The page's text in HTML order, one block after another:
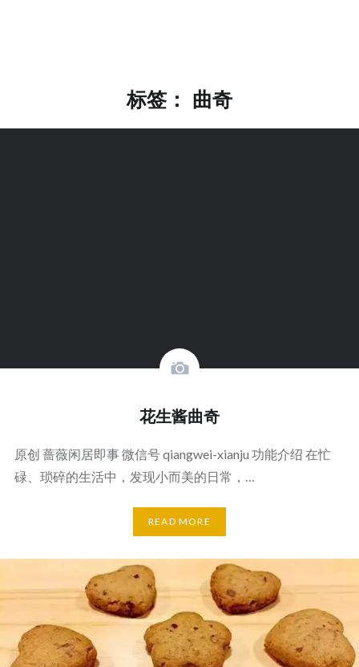
标签： 曲奇
花生酱曲奇
原创 蔷薇闲居即事 微信号 qiangwei-xianju 功能介绍 在忙
碌、琐碎的生活中，发现小而美的日常，…
READ MORE